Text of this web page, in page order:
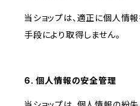
当ショップは、適正に個人情
手段により取得しません。
6. 個人情報の安全管理